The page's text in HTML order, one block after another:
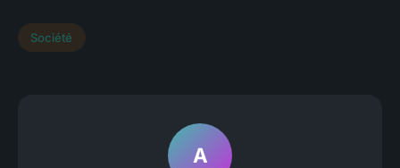
Société
A